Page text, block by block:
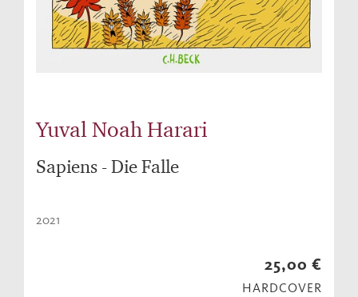
Yuval Noah Harari
Sapiens - Die Falle
2021
25,00 €
HARDCOVER